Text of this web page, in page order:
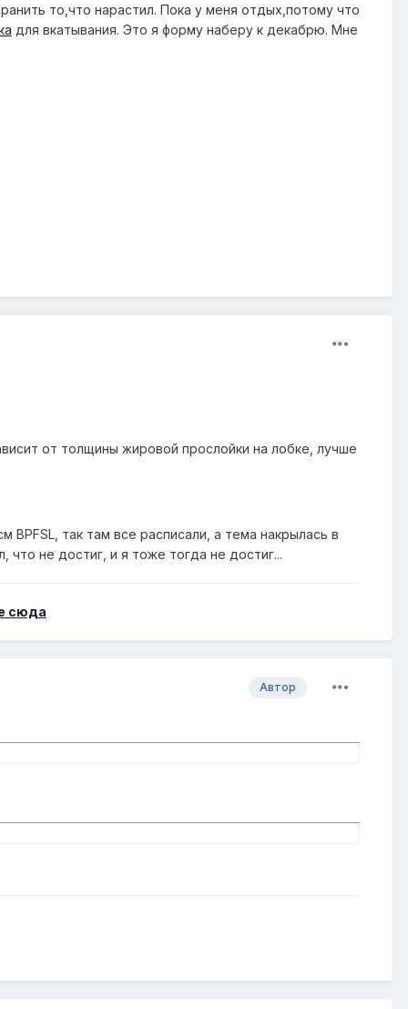
то,что нарастил. Пока у меня отдых,потому что
для вкатывания. Это я форму наберу к декабрю. Мне
от толщины жировой прослойки на лобке, лучше
так там все расписали, а тема накрылась в
что не достиг, и я тоже тогда не достиг...
сюда
Автор